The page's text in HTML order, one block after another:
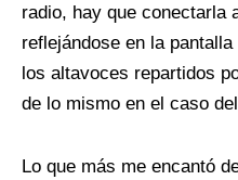
radio, hay que conectarla
reflejándose en la
los altavoces repartidos
de lo mismo en el caso
Lo que más me encantó